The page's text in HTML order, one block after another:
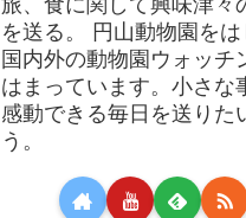
旅、食に関して興味津々
を送る。 円山動物園をは
国内外の動物園ウォッチ
はまっています。小さな
感動できる毎日を送りた
う。